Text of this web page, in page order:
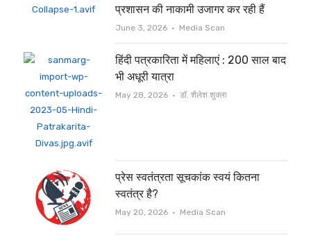
प्रशासन की नाकामी उजागर कर रही हैं
June 3, 2026 Author
Media Scan
हिंदी पत्रकारिता में महिलाएं : 200 साल बाद
भी अधूरी यात्रा
May 28, 2026 Author
डॉ. शैलेश शुक्ला
प्रेस स्वतंत्रता सूचकांक स्वयं कितना
स्वतंत्र है?
May 20, 2026 Author
Media Scan